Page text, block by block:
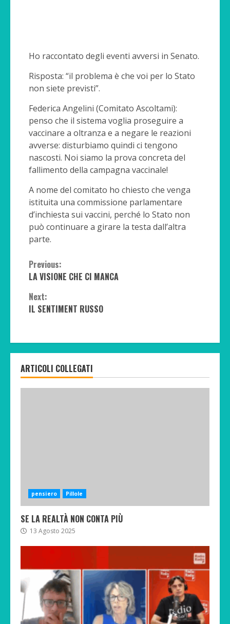
Ho raccontato degli eventi avversi in Senato.
Risposta: “il problema è che voi per lo Stato
non siete previsti”.
Federica Angelini (Comitato Ascoltami):
penso che il sistema voglia proseguire a
vaccinare a oltranza e a negare le reazioni
avverse: disturbiamo quindi ci tengono
nascosti. Noi siamo la prova concreta del
fallimento della campagna vaccinale!
A nome del comitato ho chiesto che venga
istituita una commissione parlamentare
d’inchiesta sui vaccini, perché lo Stato non
può continuare a girare la testa dall’altra
parte.
Continue
Reading
Previous:
LA VISIONE CHE CI MANCA
Next:
IL SENTIMENT RUSSO
ARTICOLI COLLEGATI
pensiero Pillole
SE LA REALTÀ NON CONTA PIÙ
13 Agosto 2025